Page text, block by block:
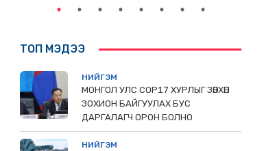
ТОП МЭДЭЭ
НИЙГЭМ
МОНГОЛ УЛС СОР17 ХУРЛЫГ ЗӨВХӨН
ЗОХИОН БАЙГУУЛАХ БУС
ДАРГАЛАГЧ ОРОН БОЛНО
НИЙГЭМ